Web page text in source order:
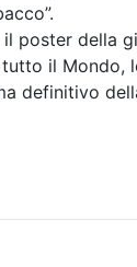
poster della
il Mondo,
definitivo